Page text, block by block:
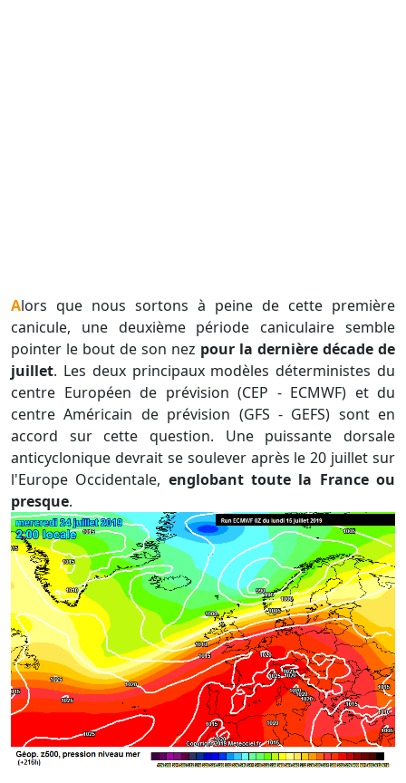
Alors que nous sortons à peine de cette première
canicule, une deuxième période caniculaire semble
pointer le bout de son nez pour la dernière décade de
juillet. Les deux principaux modèles déterministes du
centre Européen de prévision (CEP - ECMWF) et du
centre Américain de prévision (GFS - GEFS) sont en
accord sur cette question. Une puissante dorsale
anticyclonique devrait se soulever après le 20 juillet sur
l'Europe Occidentale, englobant toute la France ou
presque.